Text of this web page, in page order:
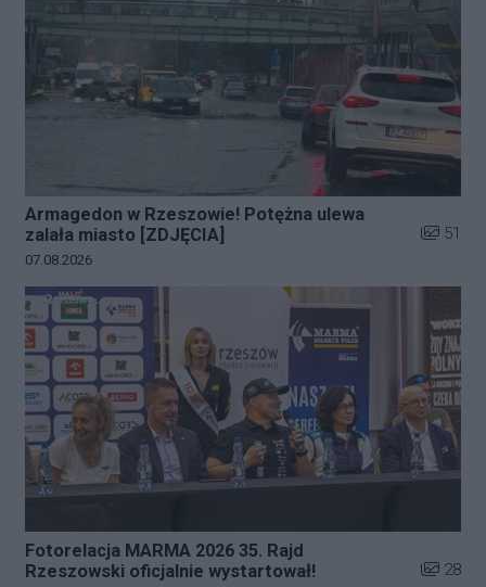
Armagedon w Rzeszowie! Potężna ulewa
zalała miasto [ZDJĘCIA]
Liczba
51
Data dodania galerii:
07.08.2026
Fotorelacja MARMA 2026 35. Rajd
Rzeszowski oficjalnie wystartował!
Liczba
28